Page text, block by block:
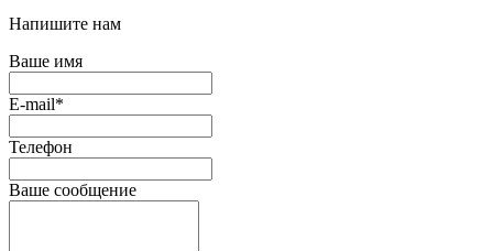
Напишите нам
Ваше имя
E-mail*
Телефон
Ваше сообщение